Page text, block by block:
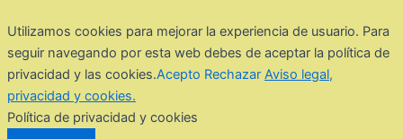
Utilizamos cookies para mejorar la experiencia de usuario. Para
seguir navegando por esta web debes de aceptar la política de
privacidad y las cookies.Acepto Rechazar Aviso legal,
privacidad y cookies.
Política de privacidad y cookies